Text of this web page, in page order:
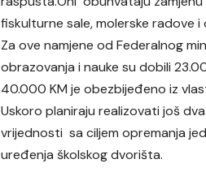
fiskulturne sale, molerske radove
Za ove namjene od Federalnog
obrazovanja i nauke su dobili
40.000 KM je obezbijeđeno iz
Uskoro planiraju realizovati još
vrijednosti sa ciljem opremanja
uređenja školskog dvorišta.